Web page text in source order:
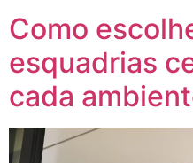
Como
esquadrias
cada